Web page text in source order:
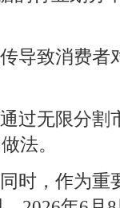
导致消费者
过无限分割
法。
时，作为重